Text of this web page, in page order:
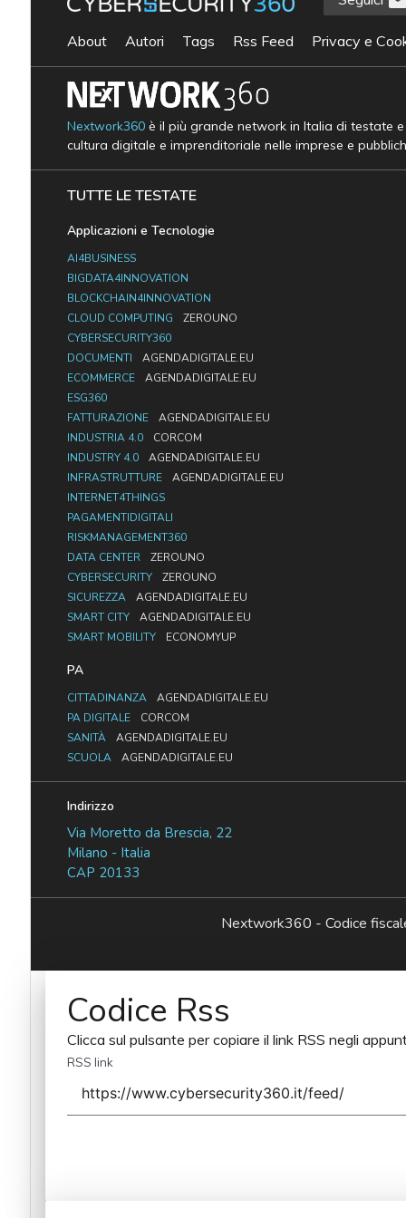
About Autori Tags Rss Feed Privacy e
Nextwork360è il più grande network in Italia di testate
cultura digitale e imprenditoriale nelle imprese e
TUTTE LE TESTATE
Applicazioni e Tecnologie
AI4BUSINESS
BIGDATA4INNOVATION
BLOCKCHAIN4INNOVATION
CLOUD COMPUTING
ZEROUNO
CYBERSECURITY360
DOCUMENTI
AGENDADIGITALE.EU
ECOMMERCE
AGENDADIGITALE.EU
ESG360
FATTURAZIONE
AGENDADIGITALE.EU
INDUSTRIA 4.0
CORCOM
INDUSTRY 4.0
AGENDADIGITALE.EU
INFRASTRUTTURE
AGENDADIGITALE.EU
INTERNET4THINGS
PAGAMENTIDIGITALI
RISKMANAGEMENT360
DATA CENTER
ZEROUNO
CYBERSECURITY
ZEROUNO
SICUREZZA
AGENDADIGITALE.EU
SMART CITY
AGENDADIGITALE.EU
SMART MOBILITY
ECONOMYUP
PA
CITTADINANZA
AGENDADIGITALE.EU
PA DIGITALE
CORCOM
SANITÀ
AGENDADIGITALE.EU
SCUOLA
AGENDADIGITALE.EU
Indirizzo
Via Moretto da Brescia, 22
Milano - Italia
CAP 20133
Nextwork360 - Codice
Codice Rss
Clicca sul pulsante per copiare il link RSS negli
RSS link